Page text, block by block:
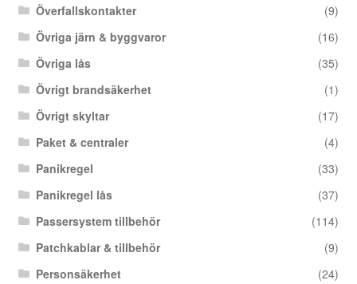
Överfallskontakter
(9)
Övriga järn & byggvaror
(16)
Övriga lås
(35)
Övrigt brandsäkerhet
(1)
Övrigt skyltar
(17)
Paket & centraler
(4)
Panikregel
(33)
Panikregel lås
(37)
Passersystem tillbehör
(114)
Patchkablar & tillbehör
(9)
Personsäkerhet
(24)